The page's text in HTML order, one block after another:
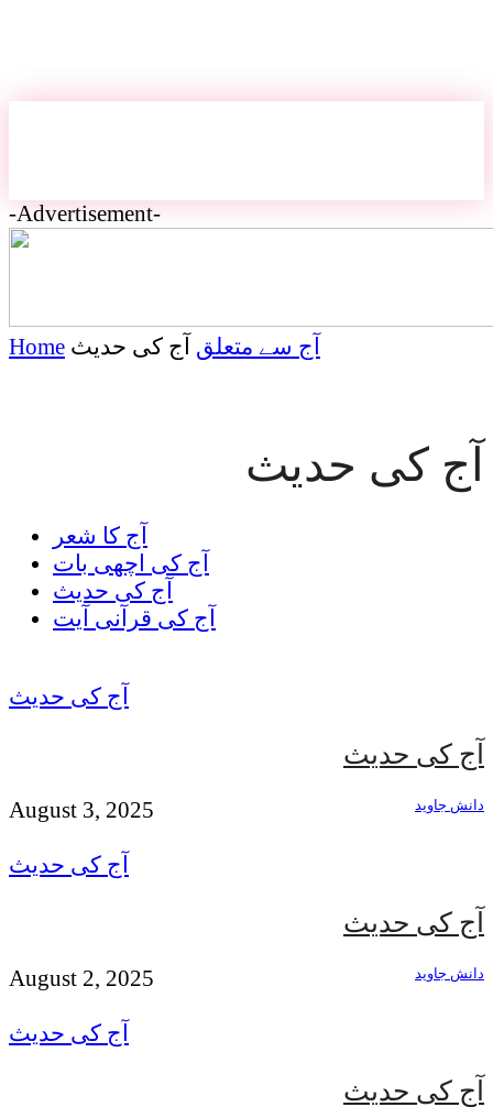
-Advertisement-
Home آج سے متعلق آج کی حدیث
آج کی حدیث
آج کا شعر
آج کی اچھی بات
آج کی حدیث
آج کی قرآنی آیت
آج کی حدیث
آج کی حدیث
دانش جاوید August 3, 2025
آج کی حدیث
آج کی حدیث
دانش جاوید August 2, 2025
آج کی حدیث
آج کی حدیث